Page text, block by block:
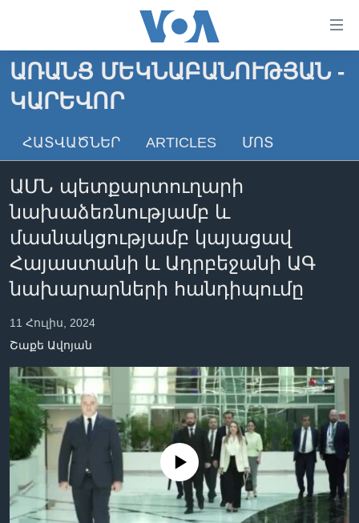
անցնել
հիմնական
բովանդակությանը
հիմնական
բովանդակություն
ԳԼԽԱՎՈՐ ԷՋ
ԼՈՒՐԵՐ
ՍՓՅՈՒՌՔ
ՖԻԼՄԵՐ
IN ENGLISH
ՄԵՐ ՄԱՍԻՆ
ՄԵՐ ՄԱՍԻՆ
«ԱՄԵՐԻԿԱՅԻ ՁԱՅՆ»-Ի ԿԱՆՈՆԱԴՐՈՒԹՅՈՒՆ
ՈՒԿՐԱԻՆԱԿԱՆ ՊԱՏԵՐԱԶՄ
Learning English
ՀԵՏԵՒԵՔ ՄԵԶ
Լեզուներ
ԱՌԱՆՑ ՄԵԿՆԱԲԱՆՈՒԹՅԱՆ -
ԿԱՐԵՎՈՐ
ՀԱՏՎԱԾՆԵՐ ARTICLES ՄՈՏ
ԱՄՆ պետքարտուղարի
նախաձեռնությամբ և
մասնակցությամբ կայացավ
Հայաստանի և Ադրբեջանի ԱԳ
նախարարների հանդիպումը
11 Հուլիս, 2024
Շաքե Ավոյան
No media source currently available